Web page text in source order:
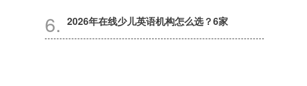
2026年在线少儿英语机构怎么选？6家